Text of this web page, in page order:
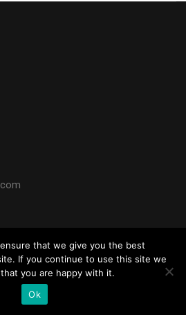
that we give you the best
If you continue to use this site we
you are happy with it.
Ok